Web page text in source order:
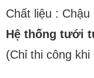
Chất liệu :
Hệ thống tưới
(Chỉ thi công